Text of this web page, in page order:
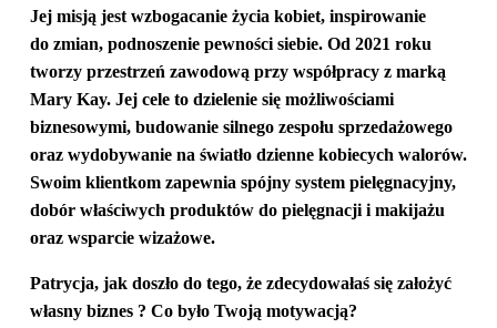
Jej misją jest wzbogacanie życia kobiet, inspirowanie
do zmian, podnoszenie pewności siebie. Od 2021 roku
tworzy przestrzeń zawodową przy współpracy z marką
Mary Kay. Jej cele to dzielenie się możliwościami
biznesowymi, budowanie silnego zespołu sprzedażowego
oraz wydobywanie na światło dzienne kobiecych walorów.
Swoim klientkom zapewnia spójny system pielęgnacyjny,
dobór właściwych produktów do pielęgnacji i makijażu
oraz wsparcie wizażowe.
Patrycja, jak doszło do tego, że zdecydowałaś się założyć
własny biznes ? Co było Twoją motywacją?